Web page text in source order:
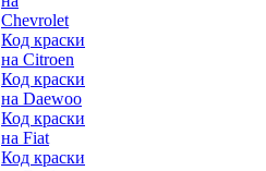
Chevrolet
Код краски
на Citroen
Код краски
на Daewoo
Код краски
на Fiat
Код краски